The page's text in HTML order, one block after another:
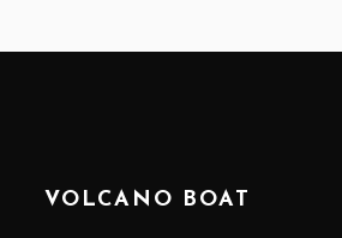
VOLCANO BOAT